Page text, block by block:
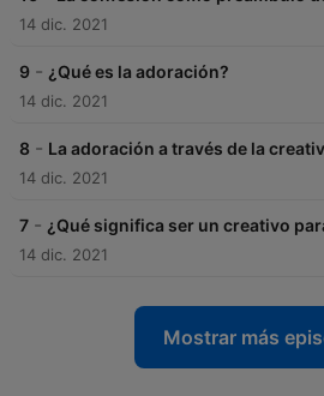
14 dic. 2021
9 - ¿Qué es la adoración?
14 dic. 2021
8 - La adoración a través de la
14 dic. 2021
7 - ¿Qué significa ser un creativo
14 dic. 2021
Mostrar más